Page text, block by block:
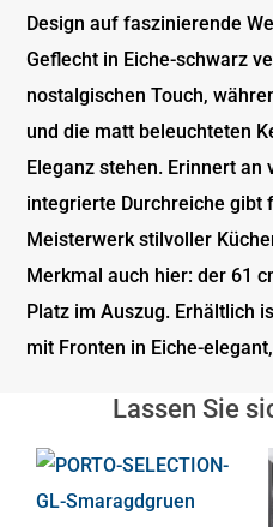
Design auf faszinierende
Geflecht in Eiche-schwarz
nostalgischen Touch,
und die matt beleuchteten
Eleganz stehen. Erinnert an
integrierte Durchreiche gibt
Meisterwerk stilvoller
Merkmal auch hier: der 61
Platz im Auszug. Erhältlich
mit Fronten in Eiche-
Lassen Sie